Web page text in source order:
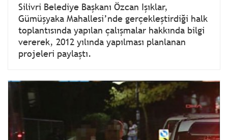
Silivri Belediye Başkanı Özcan Işıklar,
Gümüşyaka Mahallesi’nde gerçekleştirdiği halk
toplantısında yapılan çalışmalar hakkında bilgi
vererek, 2012 yılında yapılması planlanan
projeleri paylaştı.